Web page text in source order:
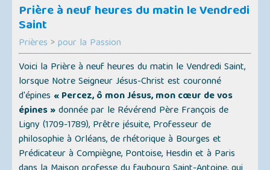
Prière à neuf heures du matin le Vendredi
Saint
Prières >pour la Passion
Voici la Prière à neuf heures du matin le Vendredi Saint,
lorsque Notre Seigneur Jésus-Christ est couronné
d'épines « Percez, ô mon Jésus, mon cœur de vos
épines »donnée par le Révérend Père François de
Ligny (1709-1789), Prêtre jésuite, Professeur de
philosophie à Orléans, de rhétorique à Bourges et
Prédicateur à Compiègne, Pontoise, Hesdin et à Paris